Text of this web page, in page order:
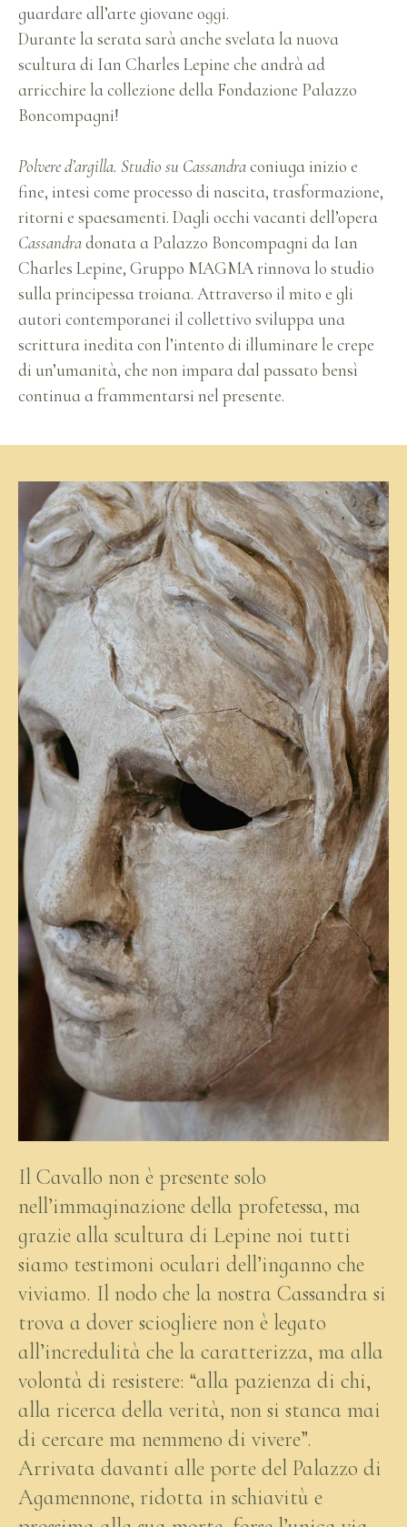
guardare all’arte giovane oggi.
Durante la serata sarà anche svelata la nuova
scultura di Ian Charles Lepine che andrà ad
arricchire la collezione della Fondazione Palazzo
Boncompagni!
Polvere d’argilla. Studio su Cassandraconiuga inizio e
fine, intesi come processo di nascita, trasformazione,
ritorni e spaesamenti. Dagli occhi vacanti dell’opera
Cassandradonata a Palazzo Boncompagni da Ian
Charles Lepine, Gruppo MAGMA rinnova lo studio
sulla principessa troiana. Attraverso il mito e gli
autori contemporanei il collettivo sviluppa una
scrittura inedita con l’intento di illuminare le crepe
di un’umanità, che non impara dal passato bensì
continua a frammentarsi nel presente.
Il Cavallo non è presente solo
nell’immaginazione della profetessa, ma
grazie alla scultura di Lepine noi tutti
siamo testimoni oculari dell’inganno che
viviamo. Il nodo che la nostra Cassandra si
trova a dover sciogliere non è legato
all’incredulità che la caratterizza, ma alla
volontà di resistere: “alla pazienza di chi,
alla ricerca della verità, non si stanca mai
di cercare ma nemmeno di vivere”.
Arrivata davanti alle porte del Palazzo di
Agamennone, ridotta in schiavitù e